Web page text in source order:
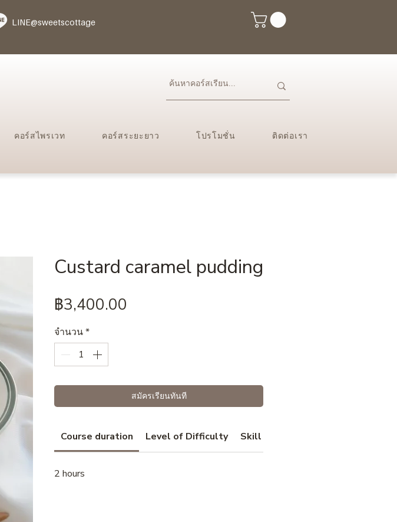
LINE@sweetscottage
คอร์สไพรเวท คอร์สระยะยาว โปรโมชั่น ติดต่อเรา
Custard caramel pudding
฿3,400.00
จำนวน*
สมัครเรียนทันที
Course duration Level of Difficulty Skill
2 hours